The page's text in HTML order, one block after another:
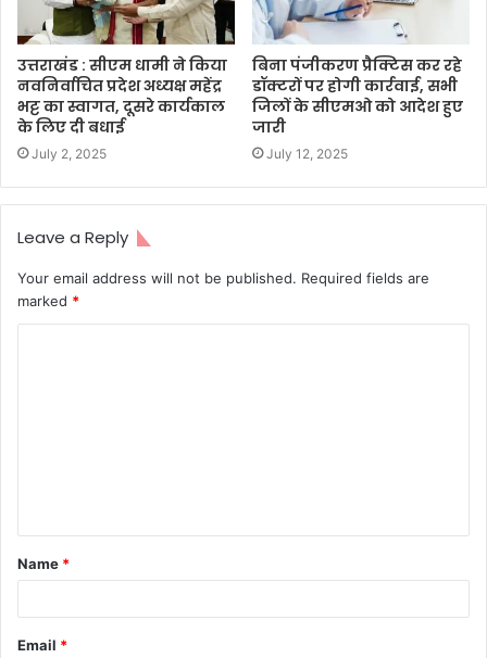
उत्तराखंड : सीएम धामी ने किया
नवनिर्वाचित प्रदेश अध्यक्ष महेंद्र
भट्ट का स्वागत, दूसरे कार्यकाल
के लिए दी बधाई
July 2, 2025
बिना पंजीकरण प्रैक्टिस कर रहे
डॉक्टरों पर होगी कार्रवाई, सभी
जिलों के सीएमओ को आदेश हुए
जारी
July 12, 2025
Leave a Reply
Your email address will not be published. Required fields are
marked *
t
*
Name *
Email *